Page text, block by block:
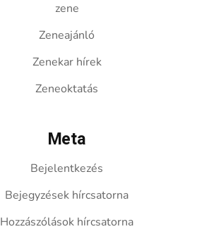
zene
Zeneajánló
Zenekar hírek
Zeneoktatás
Meta
Bejelentkezés
Bejegyzések hírcsatorna
Hozzászólások hírcsatorna